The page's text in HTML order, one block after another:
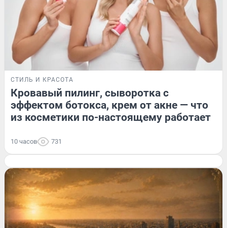
СТИЛЬ И КРАСОТА
Кровавый пилинг, сыворотка с
эффектом ботокса, крем от акне — что
из косметики по-настоящему работает
10 часов 731